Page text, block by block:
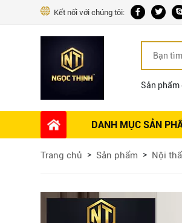
Kết nối với chúng tôi:
Sản phẩm
DANH MỤC SẢN
Phụ kiện Nội thất
Ổ khóa tủ
Máy hút mùi
Vòi rửa nhà bếp
Dự án thi công
Trang chủ Sản phẩm Nội